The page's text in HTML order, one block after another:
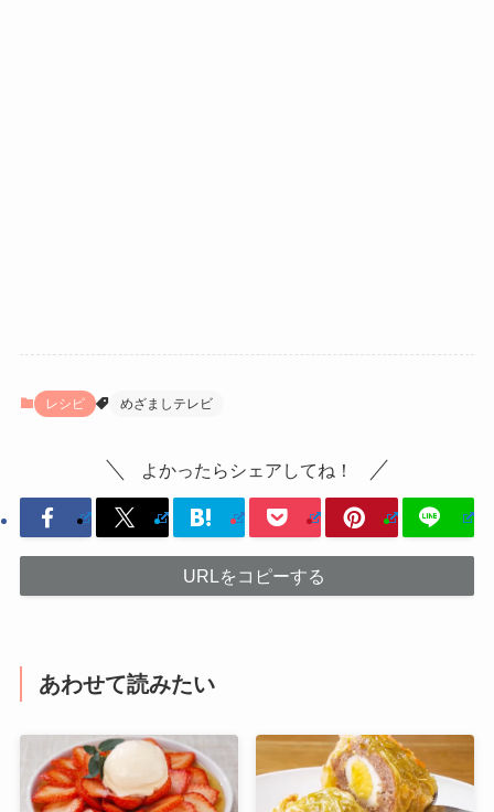
レシピ めざましテレビ
よかったらシェアしてね！
URLをコピーする
あわせて読みたい